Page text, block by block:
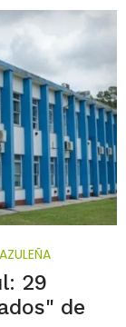
29
de